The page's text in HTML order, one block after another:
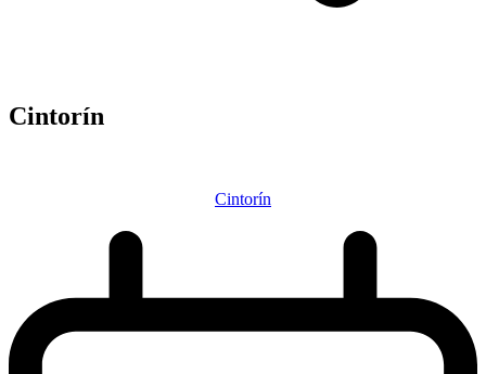
Cintorín
Cintorín